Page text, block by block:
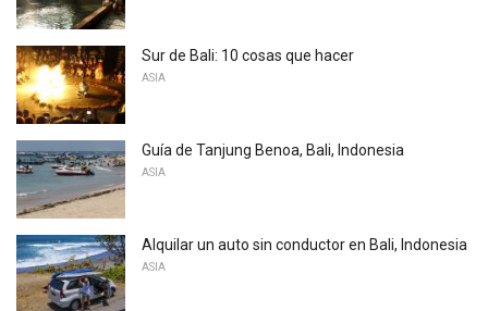
Sur de Bali: 10 cosas que hacer
ASIA
Guía de Tanjung Benoa, Bali, Indonesia
ASIA
Alquilar un auto sin conductor en Bali, Indonesia
ASIA